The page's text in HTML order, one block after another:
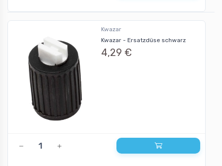
Kwazar
Kwazar - Ersatzdüse schwarz
4,29 €